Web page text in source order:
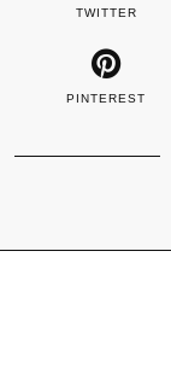
TWITTER
PINTEREST